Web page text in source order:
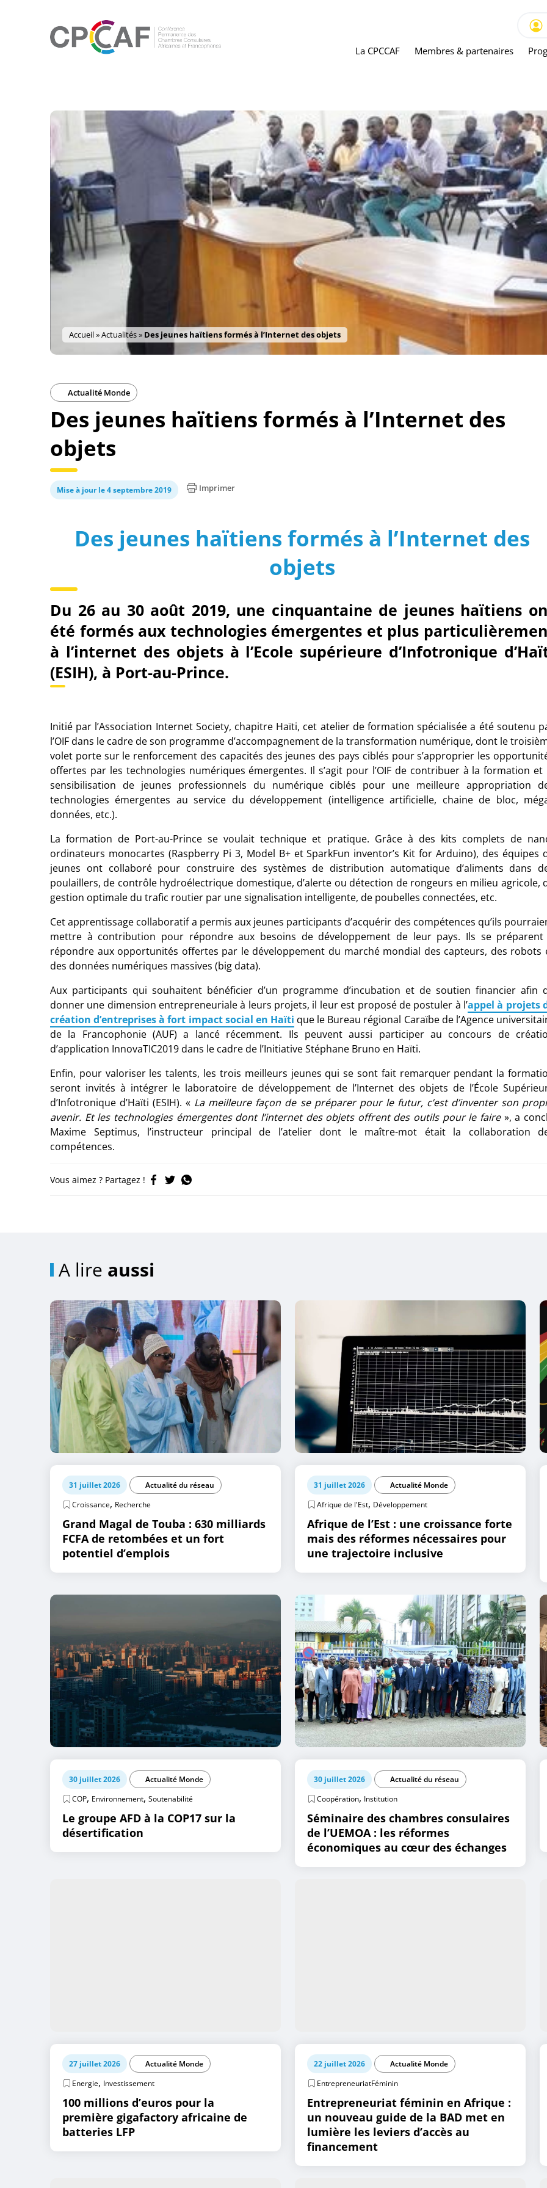
La CPCCAF Membres & partenaires
Accueil»Actualités» Des jeunes haïtiens formés à l’Internet des objets
Actualité Monde
Des jeunes haïtiens formés à l’Internet des
objets
Mise à jour le 4 septembre 2019 Imprimer
Des jeunes haïtiens formés à l’Internet des
objets
Du 26 au 30 août 2019, une cinquantaine de jeunes haïtiens
été formés aux technologies émergentes et plus
à l’internet des objets à l’Ecole supérieure d’Infotronique
(ESIH), à Port-au-Prince.
Initié par l’Association Internet Society, chapitre Haïti, cet atelier de formation spécialisée a été soutenu
l’OIF dans le cadre de son programme d’accompagnement de la transformation numérique, dont le
volet porte sur le renforcement des capacités des jeunes des pays ciblés pour s’approprier les
offertes par les technologies numériques émergentes. Il s’agit pour l’OIF de contribuer à la formation et
sensibilisation de jeunes professionnels du numérique ciblés pour une meilleure appropriation
technologies émergentes au service du développement (intelligence artificielle, chaine de bloc,
données, etc.).
La formation de Port-au-Prince se voulait technique et pratique. Grâce à des kits complets de
ordinateurs monocartes (Raspberry Pi 3, Model B+ et SparkFun inventor’s Kit for Arduino), des équipes
jeunes ont collaboré pour construire des systèmes de distribution automatique d’aliments dans
poulaillers, de contrôle hydroélectrique domestique, d’alerte ou détection de rongeurs en milieu agricole,
gestion optimale du trafic routier par une signalisation intelligente, de poubelles connectées, etc.
Cet apprentissage collaboratif a permis aux jeunes participants d’acquérir des compétences qu’ils
mettre à contribution pour répondre aux besoins de développement de leur pays. Ils se préparent
répondre aux opportunités offertes par le développement du marché mondial des capteurs, des robots
des données numériques massives (big data).
Aux participants qui souhaitent bénéficier d’un programme d’incubation et de soutien financier afin
donner une dimension entrepreneuriale à leurs projets, il leur est proposé de postuler à l’appel à projets
création d’entreprises à fort impact social en Haïti que le Bureau régional Caraïbe de l’Agence
de la Francophonie (AUF) a lancé récemment. Ils peuvent aussi participer au concours de
d’application InnovaTIC2019 dans le cadre de l’Initiative Stéphane Bruno en Haïti.
Enfin, pour valoriser les talents, les trois meilleurs jeunes qui se sont fait remarquer pendant la
seront invités à intégrer le laboratoire de développement de l’Internet des objets de l’École
d’Infotronique d’Haïti (ESIH). « La meilleure façon de se préparer pour le futur, c’est d’inventer son
avenir. Et les technologies émergentes dont l’internet des objets offrent des outils pour le faire», a
Maxime Septimus, l’instructeur principal de l’atelier dont le maître-mot était la collaboration
compétences.
Vous aimez ? Partagez !
A lire aussi
31 juillet 2026
Actualité du réseau
Croissance, Recherche
Grand Magal de Touba : 630 milliards
FCFA de retombées et un fort
potentiel d’emplois
31 juillet 2026
Actualité Monde
Afrique de l'Est, Développement
Afrique de l’Est : une croissance forte
mais des réformes nécessaires pour
une trajectoire inclusive
30 juillet 2026
Actualité Monde
COP, Environnement, Soutenabilité
Le groupe AFD à la COP17 sur la
désertification
30 juillet 2026
Actualité du réseau
Coopération, Institution
Séminaire des chambres consulaires
de l’UEMOA : les réformes
économiques au cœur des échanges
27 juillet 2026
Actualité Monde
Energie, Investissement
100 millions d’euros pour la
première gigafactory africaine de
batteries LFP
22 juillet 2026
Actualité Monde
EntrepreneuriatFéminin
Entrepreneuriat féminin en Afrique :
un nouveau guide de la BAD met en
lumière les leviers d’accès au
financement